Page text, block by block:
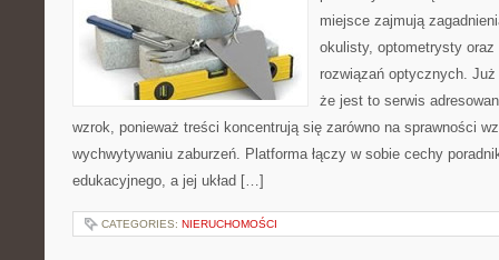
miejsce zajmują
okulisty, optometrysty oraz
rozwiązań optycznych.
że jest to serwis
wzrok, ponieważ treści koncentrują się zarówno na sprawności
wychwytywaniu zaburzeń. Platforma łączy w sobie cechy
edukacyjnego, a jej układ […]
CATEGORIES: NIERUCHOMOŚCI